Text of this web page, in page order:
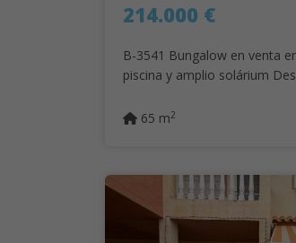
214.000 €
B-3541 Bungalow en venta
piscina y amplio solárium
65 m2